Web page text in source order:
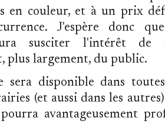
en couleur, et à un prix
J'espère donc
susciter l'intérêt de
plus largement, du public.
sera disponible dans
(et aussi dans les
avantageusement